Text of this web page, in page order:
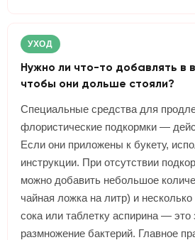
УХОД
Нужно ли что-то добавлять в
чтобы они дольше стояли?
Специальные средства для
флористические подкормки —
Если они приложены к букету,
инструкции. При отсутствии
можно добавить небольшое
чайная ложка на литр) и
сока или таблетку аспирина — это
размножение бактерий. Главное